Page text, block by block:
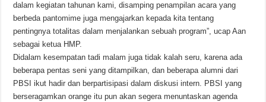
dalam kegiatan tahunan kami, disamping penampilan acara yang
berbeda pantomime juga mengajarkan kepada kita tentang
pentingnya totalitas dalam menjalankan sebuah program”, ucap Aan
sebagai ketua HMP.
Didalam kesempatan tadi malam juga tidak kalah seru, karena ada
beberapa pentas seni yang ditampilkan, dan beberapa alumni dari
PBSI ikut hadir dan berpartisipasi dalam diskusi intern. PBSI yang
berseragamkan orange itu pun akan segera menuntaskan agenda